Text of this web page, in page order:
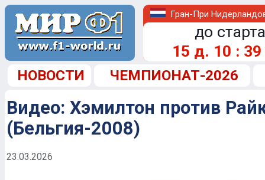
Гран-При
до
15 д. 10 : 39
НОВОСТИ ЧЕМПИОНАТ-2026
Видео: Хэмилтон против
(Бельгия-2008)
23.03.2026